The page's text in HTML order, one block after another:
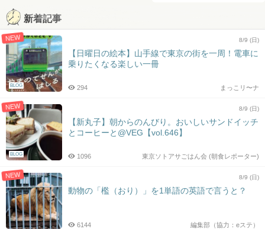
新着記事
NEW
BLOG
8/9 (日)
【日曜日の絵本】山手線で東京の街を一周！電車に
乗りたくなる楽しい一冊
まっこリ〜ナ
294
NEW
BLOG
8/9 (日)
【新丸子】朝からのんびり。おいしいサンドイッチ
とコーヒーと@VEG【vol.646】
東京ソトアサごはん会 (朝食レポーター)
1096
NEW 8/9 (日)
動物の「檻（おり）」を1単語の英語で言うと？
編集部（協力：eステ）
6144